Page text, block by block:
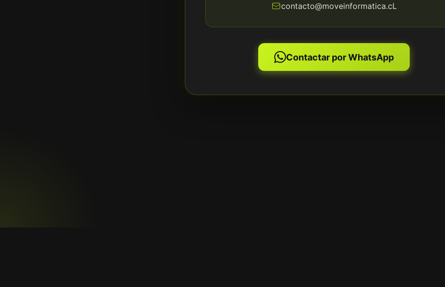
contacto@moveinformatica.cL
Contactar por WhatsApp